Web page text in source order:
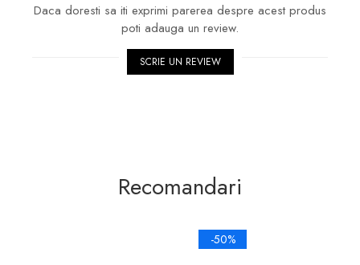
Daca doresti sa iti exprimi parerea despre acest produs
poti adauga un review.
SCRIE UN REVIEW
Recomandari
-50%